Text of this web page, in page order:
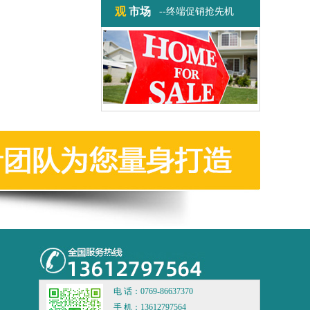
观市场 --终端促销抢先机
电 话：0769-86637370
手 机：13612797564